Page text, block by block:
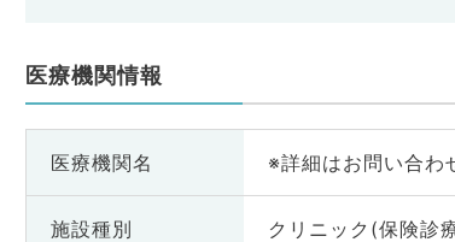
医療機関情報
医療機関名 ※詳細はお問い合わ
施設種別 クリニック(保険診